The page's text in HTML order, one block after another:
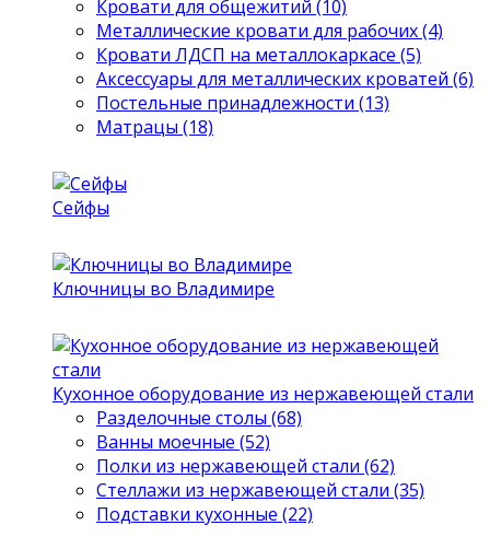
Кровати для общежитий (10)
Металлические кровати для рабочих (4)
Кровати ЛДСП на металлокаркасе (5)
Аксессуары для металлических кроватей (6)
Постельные принадлежности (13)
Матрацы (18)
Сейфы
Ключницы во Владимире
Кухонное оборудование из нержавеющей стали
Разделочные столы (68)
Ванны моечные (52)
Полки из нержавеющей стали (62)
Стеллажи из нержавеющей стали (35)
Подставки кухонные (22)